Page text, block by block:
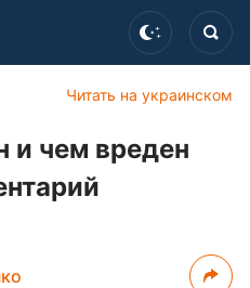
Читать на украинском
и чем вреден